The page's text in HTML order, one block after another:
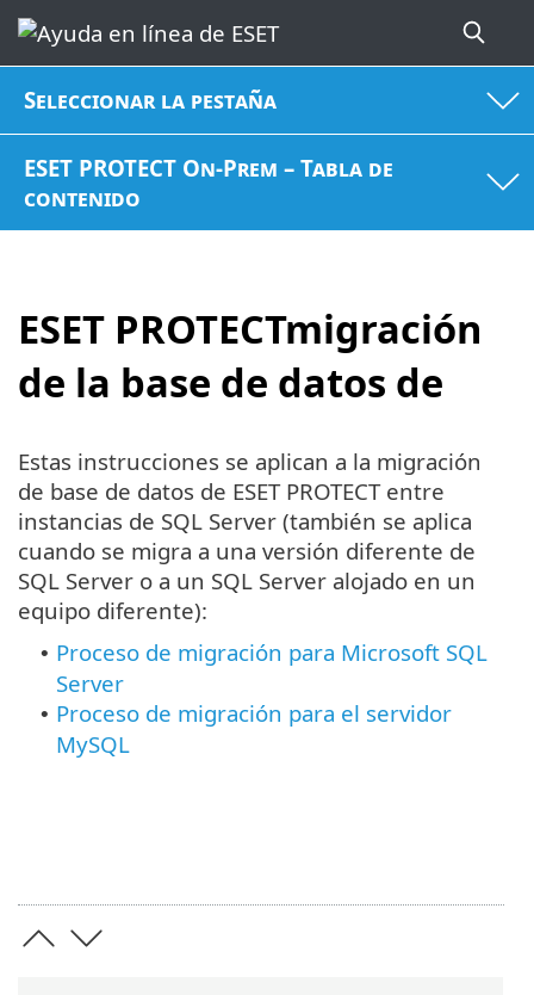
Seleccionar la pestaña
ESET PROTECT On-Prem – Tabla de
contenido
ESET PROTECTmigración
de la base de datos de
Estas instrucciones se aplican a la migración
de base de datos de ESET PROTECT entre
instancias de SQL Server (también se aplica
cuando se migra a una versión diferente de
SQL Server o a un SQL Server alojado en un
equipo diferente):
• Proceso de migración para Microsoft SQL
Server
• Proceso de migración para el servidor
MySQL